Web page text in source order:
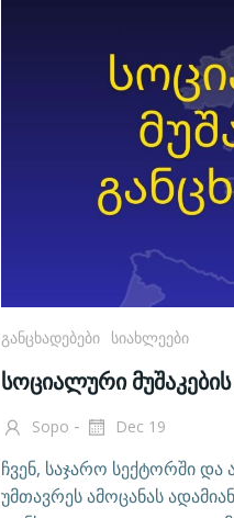
Განცხადებები Სიახლეები
სოციალური
Sopo - Dec 19
ჩვენ, საჯარო სექტორში
უმთავრეს ამოცანას